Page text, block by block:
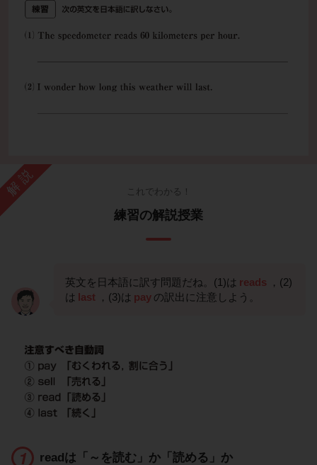
解説 これでわかる！
練習の解説授業
英文を日本語に訳す問題だね。(1)は reads
，(2)
は last ，(3)は pay の訳出に注意しよう。
readは「～を読む」か「読める」か